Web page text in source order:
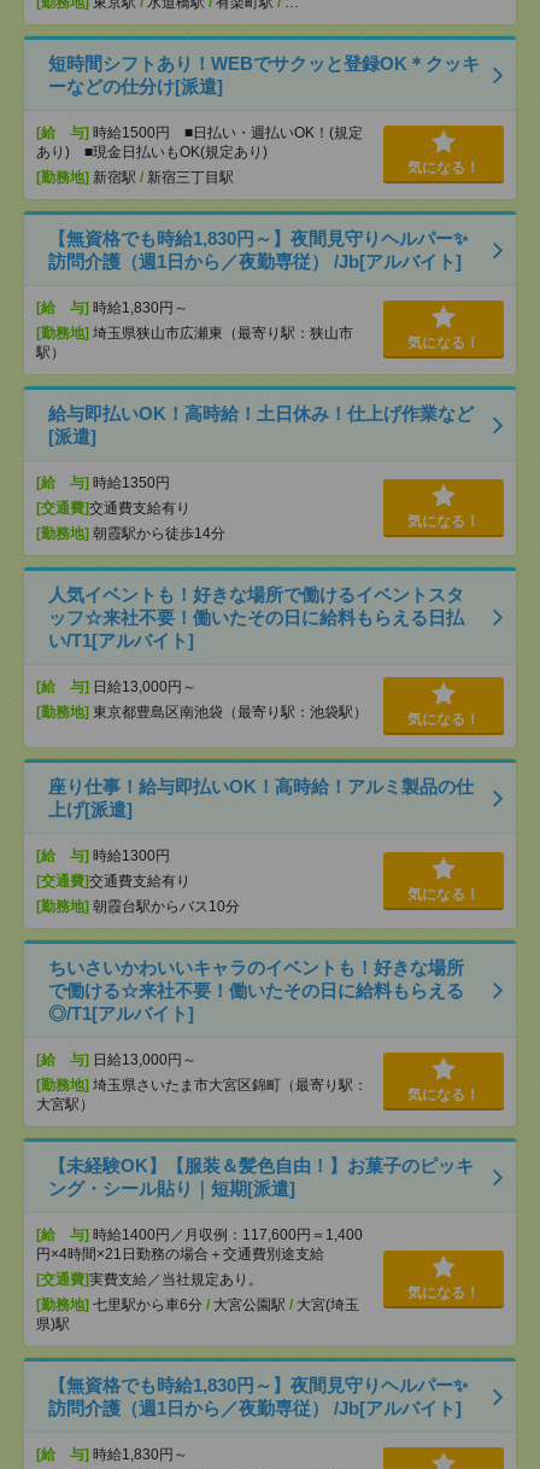
短時間シフトあり！WEBでサクッと登録OK＊クッキ
ーなどの仕分け[派遣]
[給 与] 時給1500円 ■日払い・週払いOK！(規定
あり) ■現金日払いもOK(規定あり)
[勤務地] 新宿駅 / 新宿三丁目駅
気になる！
【無資格でも時給1,830円～】夜間見守りヘルパー✨
訪問介護（週1日から／夜勤専従） /Jb[アルバイト]
[給 与] 時給1,830円～
[勤務地] 埼玉県狭山市広瀬東（最寄り駅：狭山市
駅）
気になる！
給与即払いOK！高時給！土日休み！仕上げ作業など
[派遣]
[給 与] 時給1350円
[交通費]交通費支給有り
[勤務地] 朝霞駅から徒歩14分
気になる！
人気イベントも！好きな場所で働けるイベントスタ
ッフ☆来社不要！働いたその日に給料もらえる日払
い/T1[アルバイト]
[給 与] 日給13,000円～
[勤務地] 東京都豊島区南池袋（最寄り駅：池袋駅） 気になる！
座り仕事！給与即払いOK！高時給！アルミ製品の仕
上げ[派遣]
[給 与] 時給1300円
[交通費]交通費支給有り
[勤務地] 朝霞台駅からバス10分
気になる！
ちいさいかわいいキャラのイベントも！好きな場所
で働ける☆来社不要！働いたその日に給料もらえる
◎/T1[アルバイト]
[給 与] 日給13,000円～
[勤務地] 埼玉県さいたま市大宮区錦町（最寄り駅：
大宮駅）
気になる！
【未経験OK】【服装＆髪色自由！】お菓子のピッキ
ング・シール貼り｜短期[派遣]
[給 与] 時給1400円／月収例：117,600円＝1,400
円×4時間×21日勤務の場合＋交通費別途支給
[交通費]実費支給／当社規定あり。
[勤務地] 七里駅から車6分 / 大宮公園駅 / 大宮(埼玉
県)駅
気になる！
【無資格でも時給1,830円～】夜間見守りヘルパー✨
訪問介護（週1日から／夜勤専従） /Jb[アルバイト]
[給 与] 時給1,830円～